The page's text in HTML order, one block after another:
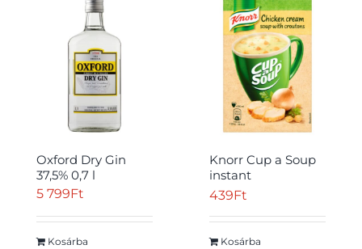
Oxford Dry Gin
37,5% 0,7 l
5 799Ft
Kosárba
Knorr Cup a Soup
instant
csirkekrémleves
g
439Ft
Kosárba